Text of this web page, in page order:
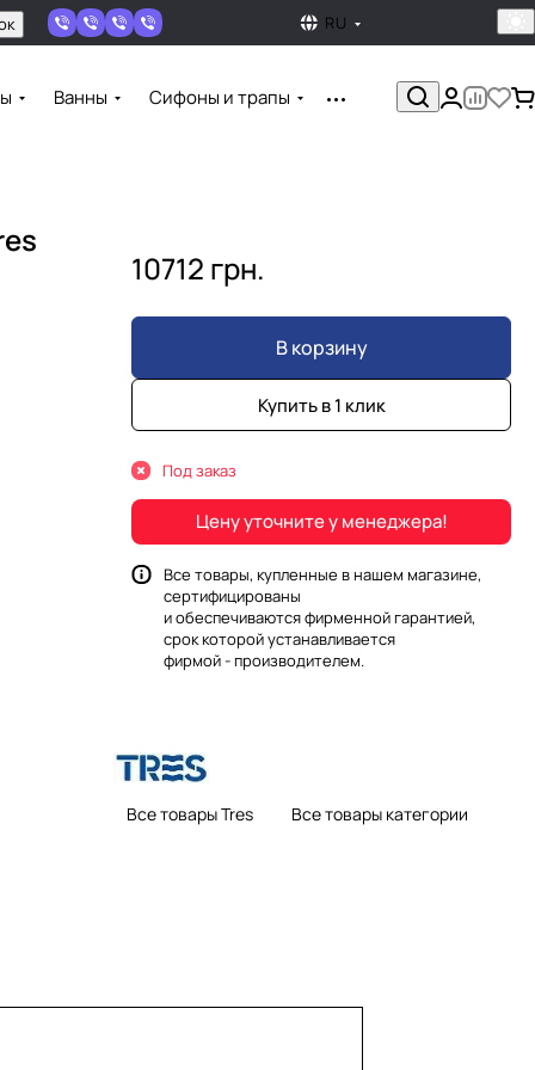
RU
Ванны Сифоны и трапы
10712 грн.
В корзину
Купить в 1 клик
Под заказ
Цену уточните у менеджера!
Все товары, купленные в нашем магазине,
сертифицированы
и обеспечиваются фирменной гарантией,
срок которой устанавливается
фирмой - производителем.
Все товары Tres Все товары категории